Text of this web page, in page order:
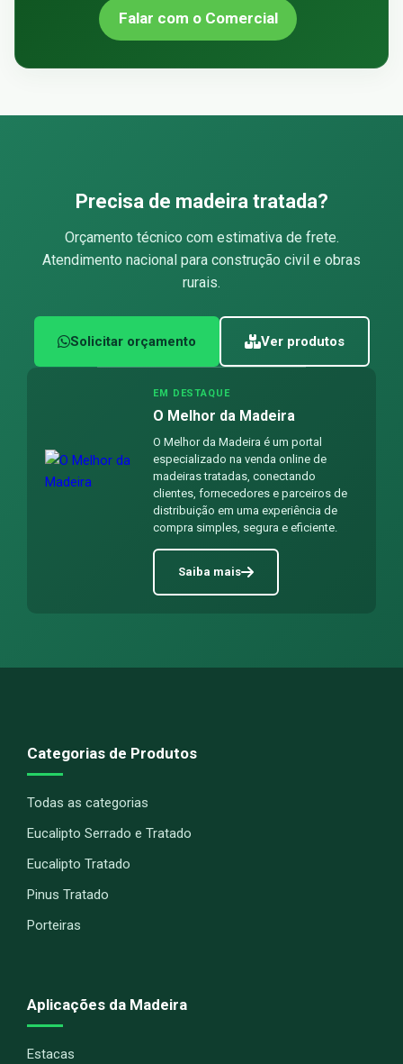
Falar com o Comercial
Precisa de madeira tratada?
Orçamento técnico com estimativa de frete.
Atendimento nacional para construção civil e obras
rurais.
Solicitar orçamento Ver produtos
EM DESTAQUE
O Melhor da Madeira
O Melhor da Madeira é um portal
especializado na venda online de
madeiras tratadas, conectando
clientes, fornecedores e parceiros de
distribuição em uma experiência de
compra simples, segura e eficiente.
Saiba mais
Categorias de Produtos
Todas as categorias
Eucalipto Serrado e Tratado
Eucalipto Tratado
Pinus Tratado
Porteiras
Aplicações da Madeira
Estacas